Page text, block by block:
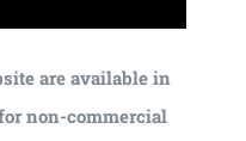
are available in
non-commercial